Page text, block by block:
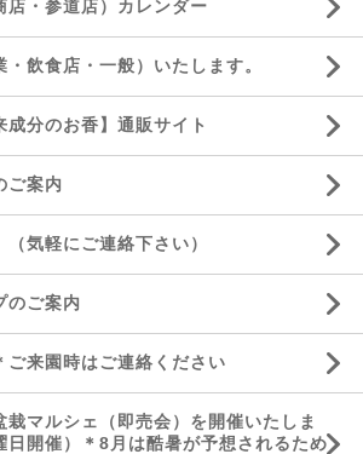
店・参道店）カレンダー
・飲食店・一般）いたします。
成分のお香】通販サイト
ご案内
気軽にご連絡下さい）
のご案内
ご来園時はご連絡ください
栽マルシェ（即売会）を開催いたしま
日開催）＊8月は酷暑が予想されるため